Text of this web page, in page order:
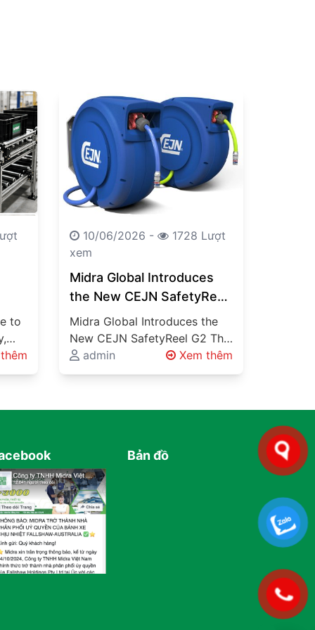
to
10/06/2026 -
1728 Lượt
xem
Midra Global Introduces
the New CEJN SafetyReel
G2
Midra Global Introduces the
New CEJN SafetyReel G2 The
New Standard for Industrial
Safety and Workplace
admin Xem thêm
Bản đồ